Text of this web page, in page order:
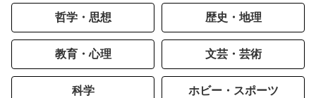
哲学・思想 歴史・地理
教育・心理 文芸・芸術
科学 ホビー・スポーツ